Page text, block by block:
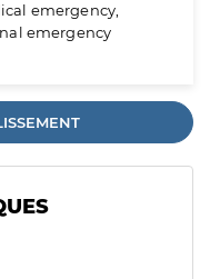
emergency,
emergency